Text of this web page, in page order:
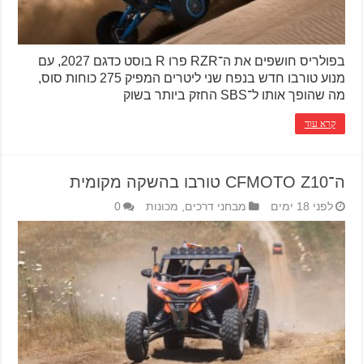
בפולריס חושפים את ה־RZR פרו R בוסט כדגם 2027, עם
מנוע טורבו חדש בנפח שני ליטרים המפיק 275 כוחות סוס,
מה שהופך אותו ל־SBS החזק ביותר בשוק
קרא עוד
ה־CFMOTO Z10 טורבו בהשקה מקומית
לפני 18 ימים מבחני דרכים מכונות 0